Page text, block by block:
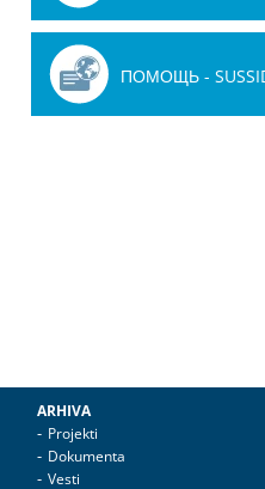
ПОМОЩЬ -
ARHIVA
Projekti
Dokumenta
Vesti